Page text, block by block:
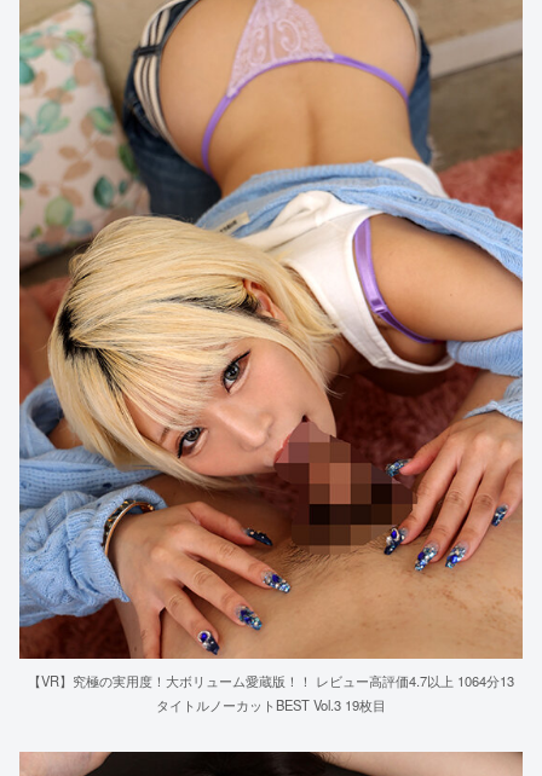
【VR】究極の実用度！大ボリューム愛蔵版！！ レビュー高評価4.7以上 1064分13
タイトルノーカットBEST Vol.3 19枚目